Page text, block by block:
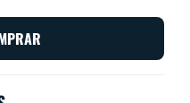
las bombillas
las ventajas de
con la